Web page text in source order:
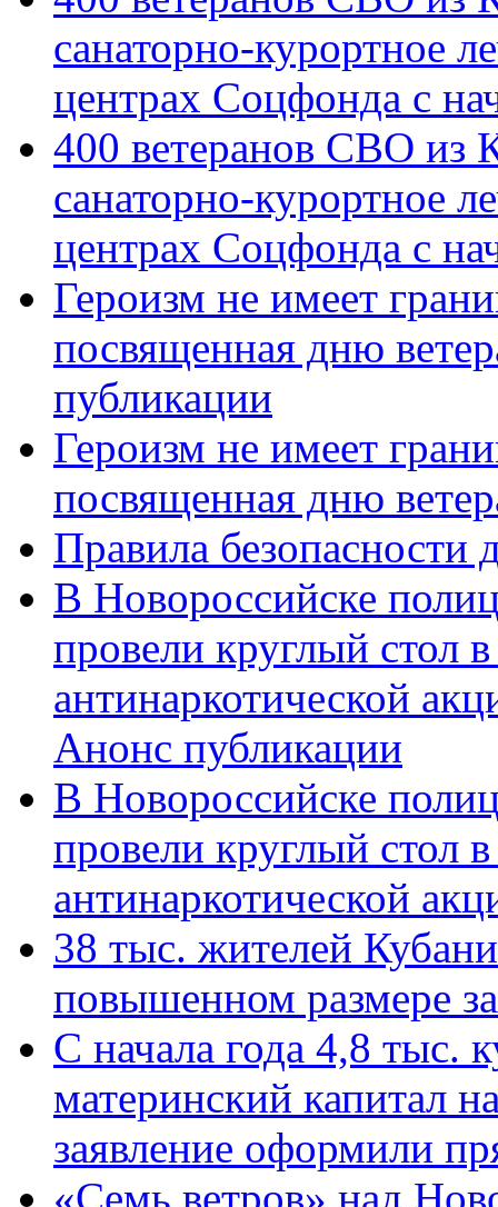
санаторно-курортное
центрах Соцфонда с
400 ветеранов СВО из
санаторно-курортное
центрах Соцфонда с
Героизм не имеет
посвященная дню
публикации
Героизм не имеет
посвященная дню
Правила безопасности
В Новороссийске
провели круглый стол
антинаркотической
Анонс публикации
В Новороссийске
провели круглый стол
антинаркотической
38 тыс. жителей
повышенном размере
С начала года 4,8 тыс.
материнский капитал
заявление оформили